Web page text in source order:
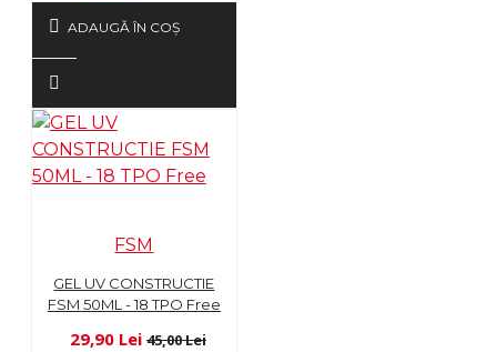
ADAUGĂ ÎN COŞ
FSM
GEL UV CONSTRUCTIE
FSM 50ML - 18 TPO Free
29,90 Lei 45,00 Lei